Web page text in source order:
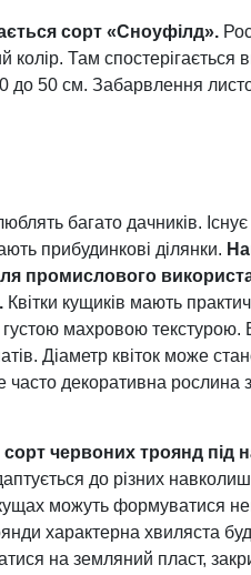
сорт «Сноуфілд».
колір. Там спостерігається
до 50 см. Забарвлення
багато дачників. Існує
прибудинкові ділянки.
промислового
Квітки кущиків мають
густою махровою текстурою.
Діаметр квіток може
декоративна рослина
червоних троянд під
до різних
можуть формуватися
характерна хвиляста
на земляний пласт,